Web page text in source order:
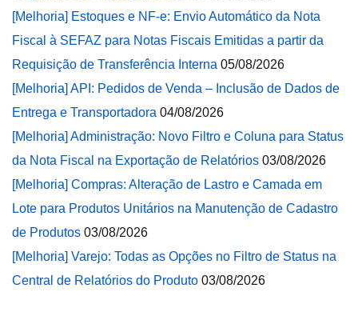
[Melhoria] Estoques e NF-e: Envio Automático da Nota
Fiscal à SEFAZ para Notas Fiscais Emitidas a partir da
Requisição de Transferência Interna 05/08/2026
[Melhoria] API: Pedidos de Venda – Inclusão de Dados de
Entrega e Transportadora 04/08/2026
[Melhoria] Administração: Novo Filtro e Coluna para Status
da Nota Fiscal na Exportação de Relatórios 03/08/2026
[Melhoria] Compras: Alteração de Lastro e Camada em
Lote para Produtos Unitários na Manutenção de Cadastro
de Produtos 03/08/2026
[Melhoria] Varejo: Todas as Opções no Filtro de Status na
Central de Relatórios do Produto 03/08/2026